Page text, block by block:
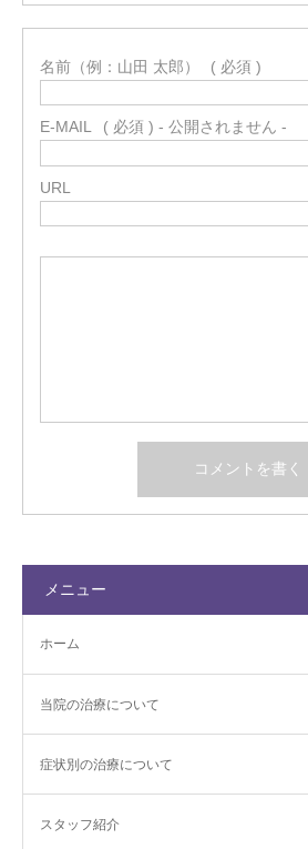
名前（例：山田 太郎） ( 必須 )
E-MAIL ( 必須 ) - 公開されません -
URL
メニュー
ホーム
当院の治療について
症状別の治療について
スタッフ紹介